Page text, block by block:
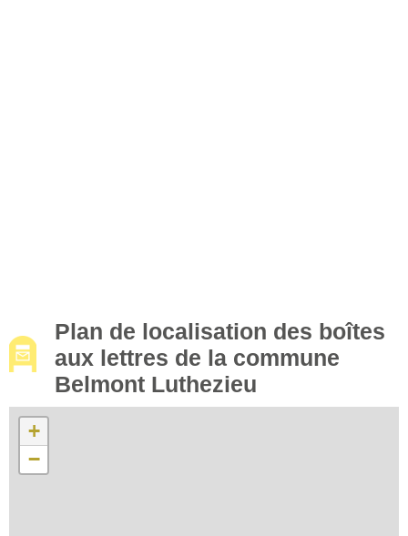
Plan de localisation des boîtes
aux lettres de la commune
Belmont Luthezieu
+
−